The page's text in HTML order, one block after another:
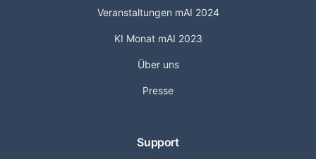
Veranstaltungen mAI 2024
KI Monat mAI 2023
Über uns
Presse
Support